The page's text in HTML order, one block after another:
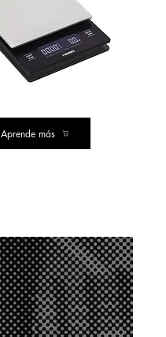
Aprende más